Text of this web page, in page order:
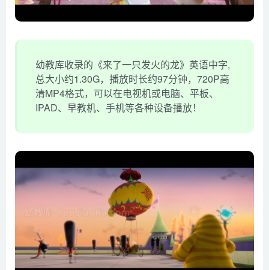
幼教库收录的《来了一只发火的龙》英语中字,
总大小约1.30G，播放时长约97分钟，720P高
清MP4格式，可以在电视机或电脑、平板、
IPAD、早教机、手机等各种设备播放！